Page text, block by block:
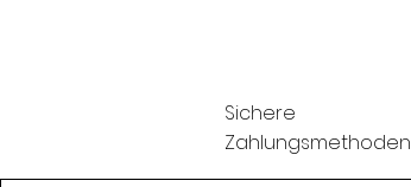
Sichere
Zahlungsmethoden